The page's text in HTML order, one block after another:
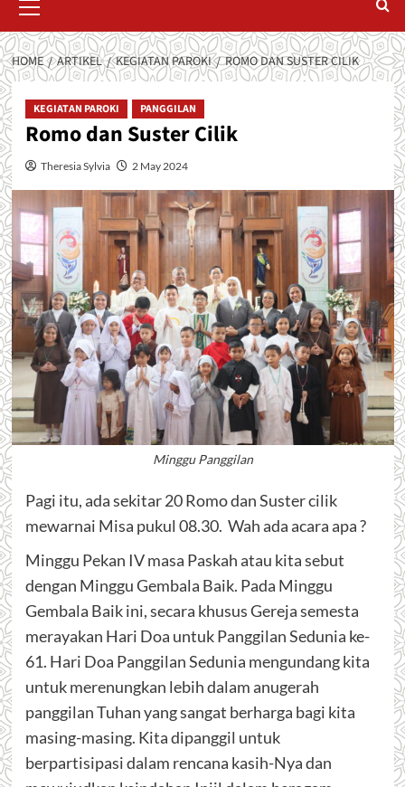
Menu
HOME ARTIKEL KEGIATAN PAROKI ROMO DAN SUSTER CILIK
KEGIATAN PAROKI PANGGILAN
Romo dan Suster Cilik
Theresia Sylvia 2 May 2024
Minggu Panggilan
Pagi itu, ada sekitar 20 Romo dan Suster cilik
mewarnai Misa pukul 08.30. Wah ada acara apa ?
Minggu Pekan IV masa Paskah atau kita sebut
dengan Minggu Gembala Baik. Pada Minggu
Gembala Baik ini, secara khusus Gereja semesta
merayakan Hari Doa untuk Panggilan Sedunia ke-
61. Hari Doa Panggilan Sedunia mengundang kita
untuk merenungkan lebih dalam anugerah
panggilan Tuhan yang sangat berharga bagi kita
masing-masing. Kita dipanggil untuk
berpartisipasi dalam rencana kasih-Nya dan